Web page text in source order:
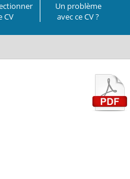
CV
Un problème
avec ce CV ?